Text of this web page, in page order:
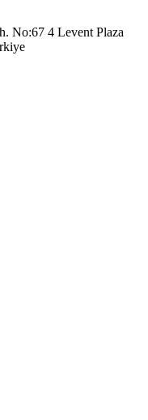
No:67 4 Levent Plaza